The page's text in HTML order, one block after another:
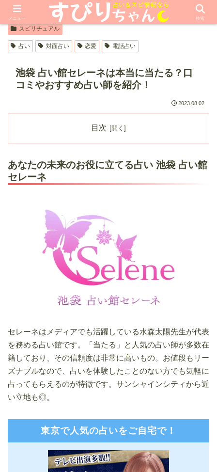
【PR】本ページはプロモーションが含まれています
スピリチュアル
占い 対面占い 恋愛 電話占い
池袋 占い館セレーネは本当に当たる？口
コミやおすすめ占い師を紹介！
2023.08.02
目次
あなたの未来のお役に立てる占い 池袋 占い館
セレーネ
セレーネはメディアでも活躍している水森太陽先生が代表
を務める占い館です。「当たる」と人気の占い師が多数在
籍しており、その信頼度は非常に高いもの。お値段もリー
ズナブルなので、占いを体験したことのない方でも気軽に
占ってもらえるのが特徴です。サンシャインシティから近
い立地も◎。
東京で人気の占いをご自宅で！
メニュー 検索